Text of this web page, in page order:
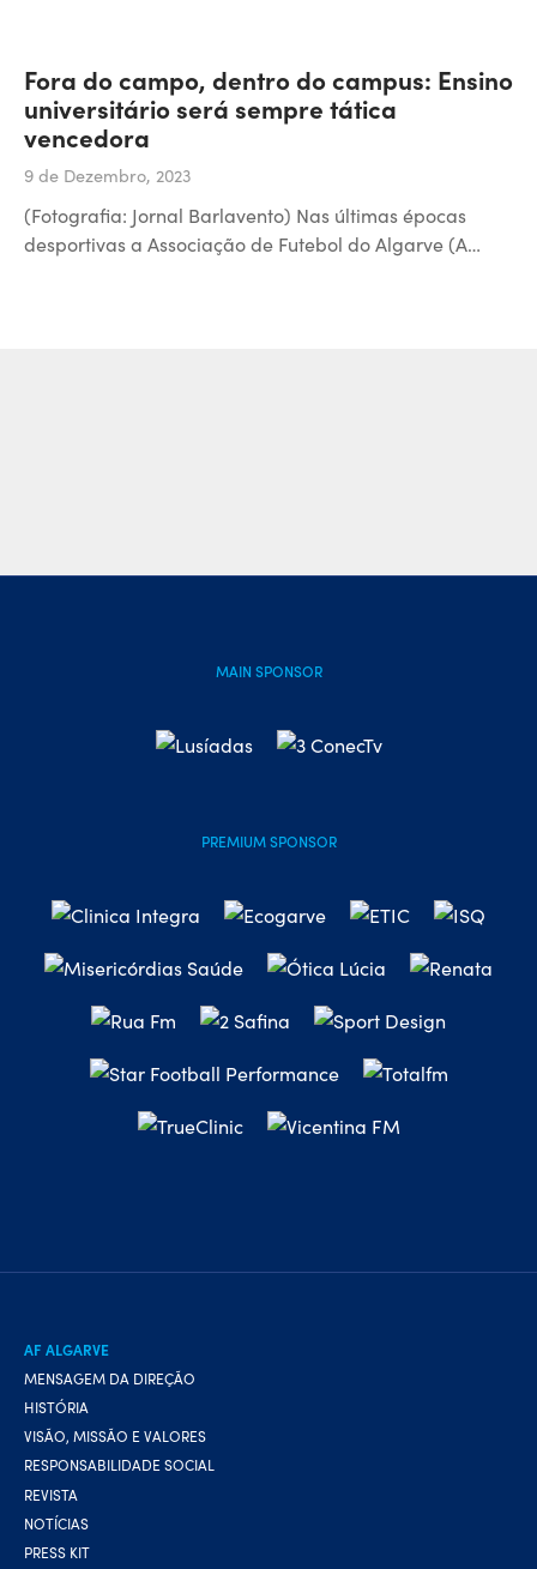
Fora do campo, dentro do campus: Ensino
universitário será sempre tática
vencedora
9 de Dezembro, 2023
(Fotografia: Jornal Barlavento) Nas últimas épocas
desportivas a Associação de Futebol do Algarve (A…
MAIN SPONSOR
PREMIUM SPONSOR
AF ALGARVE
MENSAGEM DA DIREÇÃO
HISTÓRIA
VISÃO, MISSÃO E VALORES
RESPONSABILIDADE SOCIAL
REVISTA
NOTÍCIAS
PRESS KIT